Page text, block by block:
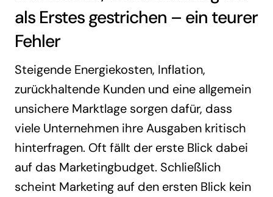
als Erstes gestrichen – ein teurer
Fehler
Steigende Energiekosten, Inflation,
zurückhaltende Kunden und eine allgemein
unsichere Marktlage sorgen dafür, dass
viele Unternehmen ihre Ausgaben kritisch
hinterfragen. Oft fällt der erste Blick dabei
auf das Marketingbudget. Schließlich
scheint Marketing auf den ersten Blick kein